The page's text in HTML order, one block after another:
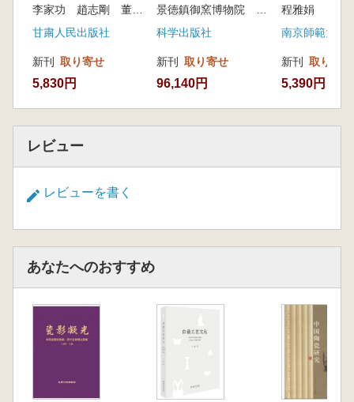
備えることを目指し、図版と文章を豊富に組み
合わせることで、これまで難解で退屈になりが
らす審美的価値へと転化させています。
李家功 趙志剛 董佩東 主編 甘粛臨洮馬家窯文化研究院 編
甘粛人民出版社
新刊 取り寄せ
5,830円
冊
景徳鎮御窯博物院 江西省文物考古研究院 北京大学考古文博学院 編著
科学出版社
新刊 取り寄せ
96,140円
程雅娟
南京師範大学
新刊 取り寄せ
5,390円
レビュー
レビューを書く
あなたへのおすすめ